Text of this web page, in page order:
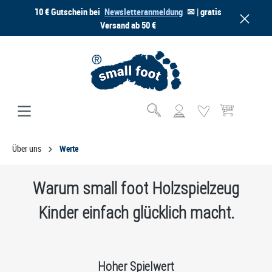
springen10 € Gutschein bei Newsletteranmeldung ✉ | gratis
Versand ab 50 €
Warenkorb
Über uns Werte
Warum small foot Holzspielzeug
Kinder einfach glücklich macht.
Hoher Spielwert